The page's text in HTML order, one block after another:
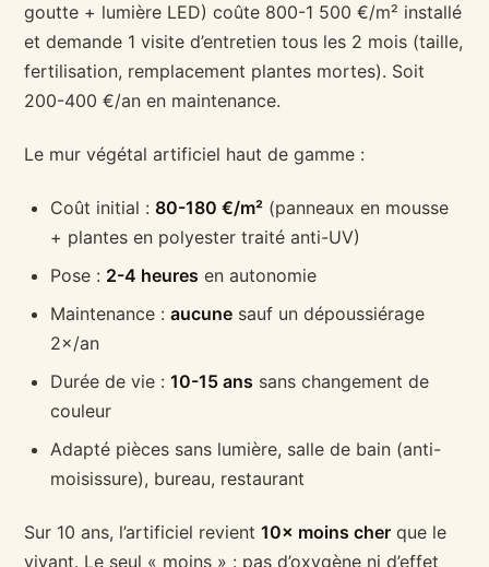
goutte + lumière LED) coûte 800-1 500 €/m² installé
et demande 1 visite d’entretien tous les 2 mois (taille,
fertilisation, remplacement plantes mortes). Soit
200-400 €/an en maintenance.
Le mur végétal artificiel haut de gamme :
Coût initial :80-180 €/m² (panneaux en mousse
+ plantes en polyester traité anti-UV)
Pose : 2-4 heures en autonomie
Maintenance :aucune sauf un dépoussiérage
2×/an
Durée de vie :10-15 ans sans changement de
couleur
Adapté pièces sans lumière, salle de bain (anti-
moisissure), bureau, restaurant
Sur 10 ans, l’artificiel revient10× moins cher que le
vivant. Le seul « moins » : pas d’oxygène ni d’effet